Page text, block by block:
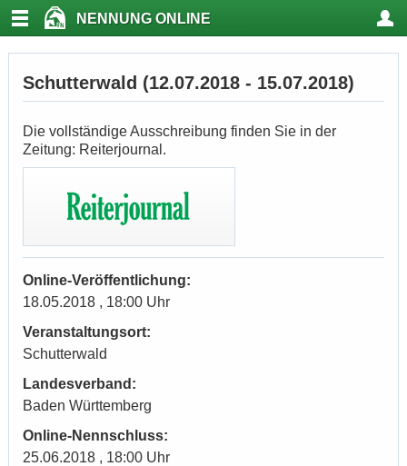
NENNUNG ONLINE
Schutterwald (12.07.2018 - 15.07.2018)
Die vollständige Ausschreibung finden Sie in der
Zeitung: Reiterjournal.
Online-Veröffentlichung:
18.05.2018 , 18:00 Uhr
Veranstaltungsort:
Schutterwald
Landesverband:
Baden Württemberg
Online-Nennschluss:
25.06.2018 , 18:00 Uhr